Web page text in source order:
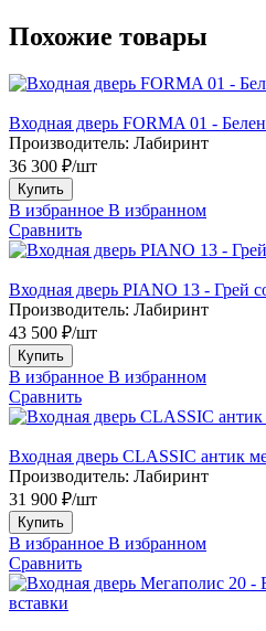
Похожие товары
Входная дверь FORMA 01 -
Производитель: Лабиринт
36 300 ₽/шт
Купить
В избранное В избранном
Сравнить
Входная дверь PIANO 13 - Грей
Производитель: Лабиринт
43 500 ₽/шт
Купить
В избранное В избранном
Сравнить
Входная дверь CLASSIC антик
Производитель: Лабиринт
31 900 ₽/шт
Купить
В избранное В избранном
Сравнить